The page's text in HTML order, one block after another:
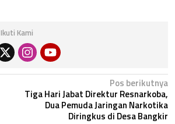
Ikuti Kami
Pos berikutnya
Tiga Hari Jabat Direktur Resnarkoba,
Dua Pemuda Jaringan Narkotika
Diringkus di Desa Bangkir